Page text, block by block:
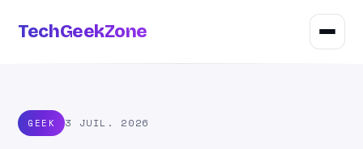
TechGeekZone
GEEK 3 JUIL. 2026